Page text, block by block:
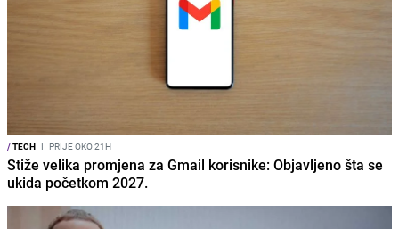
/TECH I PRIJE OKO 21H
Stiže velika promjena za Gmail korisnike: Objavljeno šta se
ukida početkom 2027.